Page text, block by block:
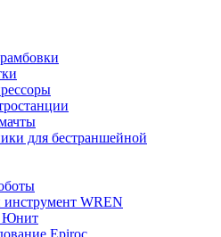
для бестраншейной
инструмент WREN
Юнит
Epiroc